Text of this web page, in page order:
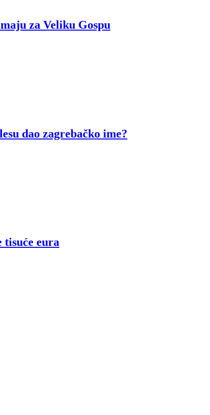
za Veliku Gospu
dao zagrebačko ime?
eura